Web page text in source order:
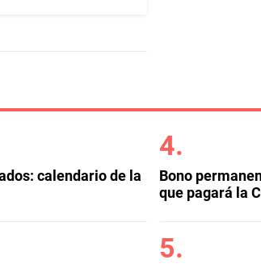
calendario de la
Bono
que pagará la